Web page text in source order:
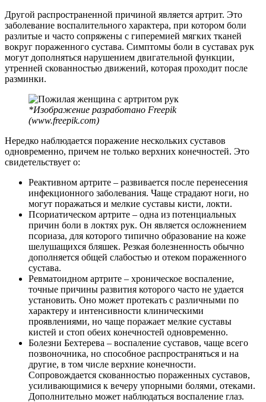
Другой распространенной причиной является артрит. Это
заболевание воспалительного характера, при котором боли
разлитые и часто сопряжены с гиперемией мягких тканей
вокруг пораженного сустава. Симптомы боли в суставах рук
могут дополняться нарушением двигательной функции,
утренней скованностью движений, которая проходит после
разминки.
*Изображение разработано Freepik
(www.freepik.com)
Нередко наблюдается поражение нескольких суставов
одновременно, причем не только верхних конечностей. Это
свидетельствует о:
Реактивном артрите – развивается после перенесения
инфекционного заболевания. Чаще страдают ноги, но
могут поражаться и мелкие суставы кисти, локти.
Псориатическом артрите – одна из потенциальных
причин боли в локтях рук. Он является осложнением
псориаза, для которого типично образование на коже
шелушащихся бляшек. Резкая болезненность обычно
дополняется общей слабостью и отеком пораженного
сустава.
Ревматоидном артрите – хроническое воспаление,
точные причины развития которого часто не удается
установить. Оно может протекать с различными по
характеру и интенсивности клиническими
проявлениями, но чаще поражает мелкие суставы
кистей и стоп обеих конечностей одновременно.
Болезни Бехтерева – воспаление суставов, чаще всего
позвоночника, но способное распространяться и на
другие, в том числе верхние конечности.
Сопровождается скованностью пораженных суставов,
усиливающимися к вечеру упорными болями, отеками.
Дополнительно может наблюдаться воспаление глаз.